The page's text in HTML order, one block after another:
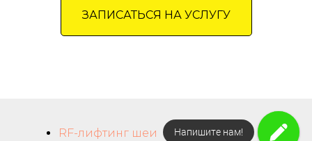
ЗАПИСАТЬСЯ НА УСЛУГУ
RF-лифтинг шеи
Закажите звонок